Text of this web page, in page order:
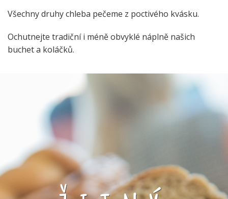
Všechny druhy chleba pečeme z poctivého kvásku.
Ochutnejte tradiční i méně obvyklé náplně našich
buchet a koláčků.